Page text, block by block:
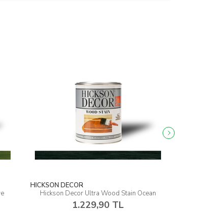
HICKSON DECOR
Hickson Decor Ultra Wood Stain Ocean
1.229,90 TL